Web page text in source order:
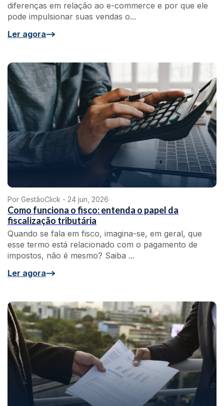
diferenças em relação ao e-commerce e por que ele
pode impulsionar suas vendas o...
Ler agora
Por GestãoClick - 24 jun, 2026
Como funciona o fisco: entenda o papel da
fiscalização tributária
Quando se fala em fisco, imagina-se, em geral, que
esse termo está relacionado com o pagamento de
impostos, não é mesmo? Saiba ...
Ler agora